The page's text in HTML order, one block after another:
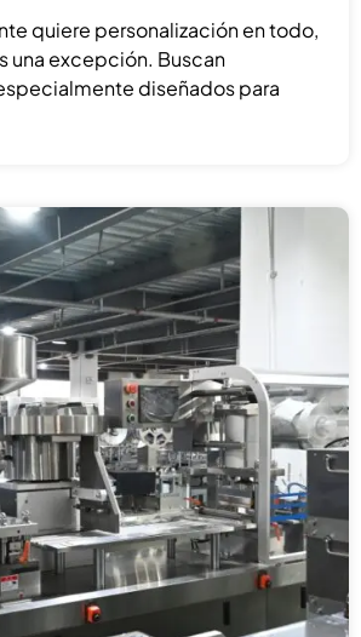
quiere personalización en todo,
una excepción. Buscan
diseñados para